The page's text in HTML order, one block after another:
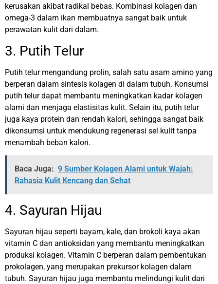
kerusakan akibat radikal bebas. Kombinasi kolagen dan
omega-3 dalam ikan membuatnya sangat baik untuk
perawatan kulit dari dalam.
3. Putih Telur
Putih telur mengandung prolin, salah satu asam amino yang
berperan dalam sintesis kolagen di dalam tubuh. Konsumsi
putih telur dapat membantu meningkatkan kadar kolagen
alami dan menjaga elastisitas kulit. Selain itu, putih telur
juga kaya protein dan rendah kalori, sehingga sangat baik
dikonsumsi untuk mendukung regenerasi sel kulit tanpa
menambah beban kalori.
Baca Juga: 9 Sumber Kolagen Alami untuk Wajah:
Rahasia Kulit Kencang dan Sehat
4. Sayuran Hijau
Sayuran hijau seperti bayam, kale, dan brokoli kaya akan
vitamin C dan antioksidan yang membantu meningkatkan
produksi kolagen. Vitamin C berperan dalam pembentukan
prokolagen, yang merupakan prekursor kolagen dalam
tubuh. Sayuran hijau juga membantu melindungi kulit dari